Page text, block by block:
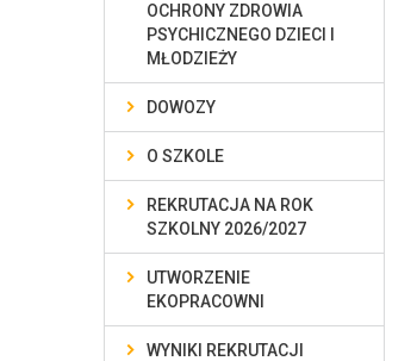
OCHRONY ZDROWIA
PSYCHICZNEGO DZIECI I
MŁODZIEŻY
DOWOZY
O SZKOLE
REKRUTACJA NA ROK
SZKOLNY 2026/2027
UTWORZENIE
EKOPRACOWNI
WYNIKI REKRUTACJI